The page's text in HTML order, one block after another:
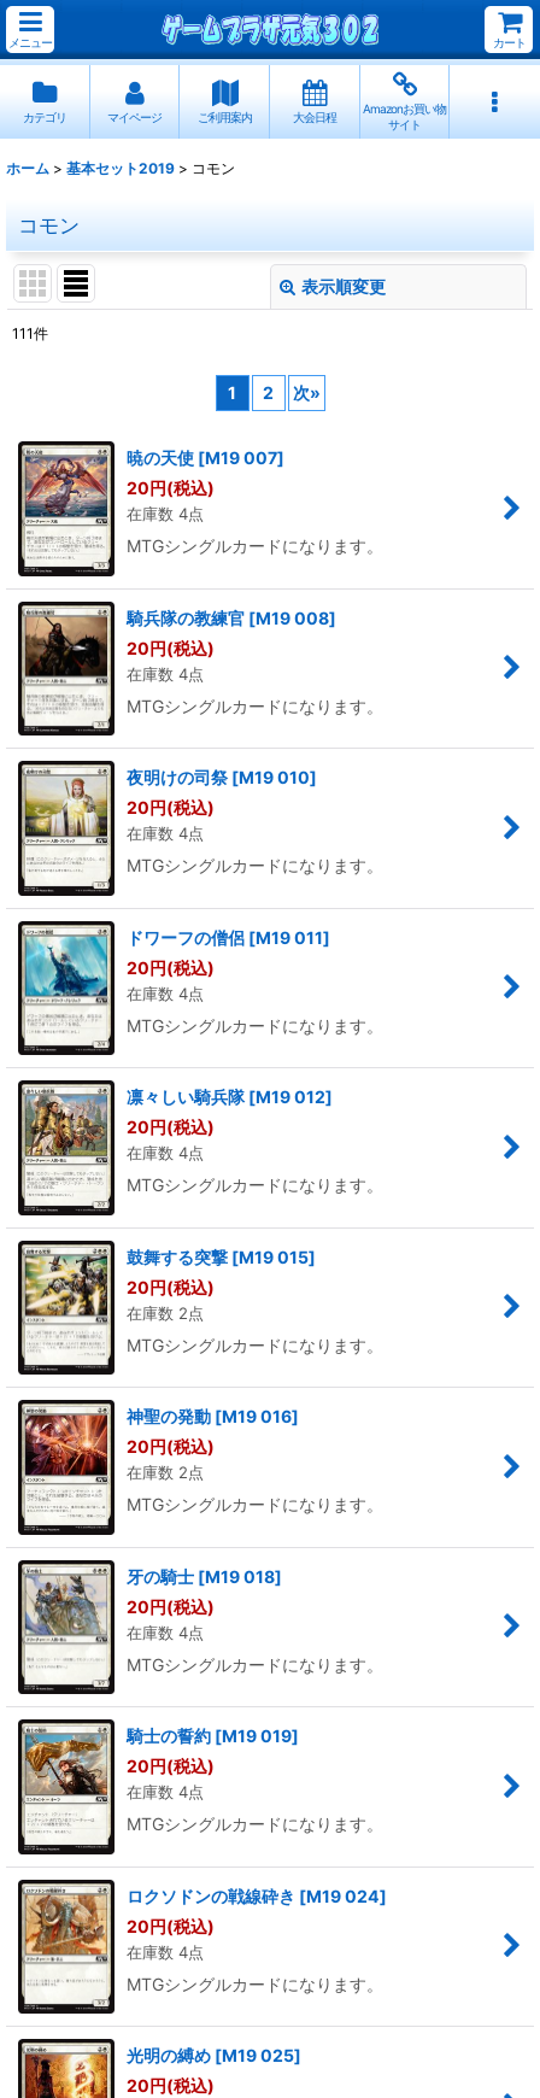
メニュー カート
カテゴリ マイページ ご利用案内 大会日程
Amazonお買い物
サイト
ホーム > 基本セット2019 > コモン
コモン
表示順変更
111件
1 2 次»
暁の天使 [M19 007]
20円(税込)
在庫数 4点
MTGシングルカードになります。
騎兵隊の教練官 [M19 008]
20円(税込)
在庫数 4点
MTGシングルカードになります。
夜明けの司祭 [M19 010]
20円(税込)
在庫数 4点
MTGシングルカードになります。
ドワーフの僧侶 [M19 011]
20円(税込)
在庫数 4点
MTGシングルカードになります。
凛々しい騎兵隊 [M19 012]
20円(税込)
在庫数 4点
MTGシングルカードになります。
鼓舞する突撃 [M19 015]
20円(税込)
在庫数 2点
MTGシングルカードになります。
神聖の発動 [M19 016]
20円(税込)
在庫数 2点
MTGシングルカードになります。
牙の騎士 [M19 018]
20円(税込)
在庫数 4点
MTGシングルカードになります。
騎士の誓約 [M19 019]
20円(税込)
在庫数 4点
MTGシングルカードになります。
ロクソドンの戦線砕き [M19 024]
20円(税込)
在庫数 4点
MTGシングルカードになります。
光明の縛め [M19 025]
20円(税込)